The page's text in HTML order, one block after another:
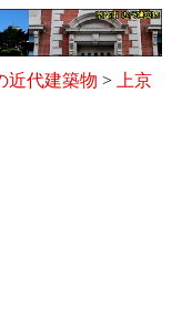
近代建築物 >
上京